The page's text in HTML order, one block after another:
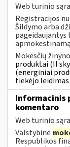
Web turinio
Registracijos
Šildymo arba
Mokesčių
produktai (II
(energiniai
tiekėjo leidimas
Informacinis
komentaro
Web turinio
Valstybinė
Respublikos